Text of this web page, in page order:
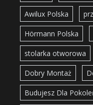
Awilux Polska
Hörmann Polska
stolarka otworowa
Dobry Montaż
Budujesz Dla